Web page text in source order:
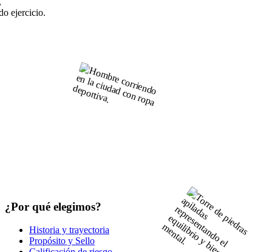
¿Por qué elegimos?
Historia y trayectoria
Propósito y Sello